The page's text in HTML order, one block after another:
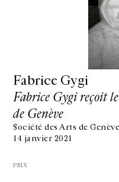
Fabrice Gygi
Fabrice Gygi reçoit
de Genève
Société des Arts de
14 janvier 2021
PRIX
GALERIE CHANTAL CROUSEL
10 RUE CHARLOT, 75003 PARIS